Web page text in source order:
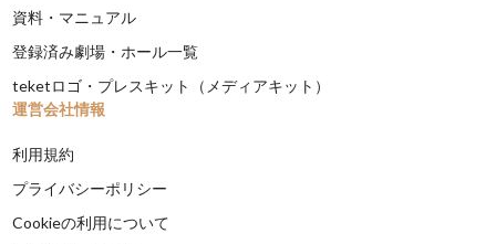
資料・マニュアル
登録済み劇場・ホール一覧
teketロゴ・プレスキット（メディアキット）
運営会社情報
利用規約
プライバシーポリシー
Cookieの利用について